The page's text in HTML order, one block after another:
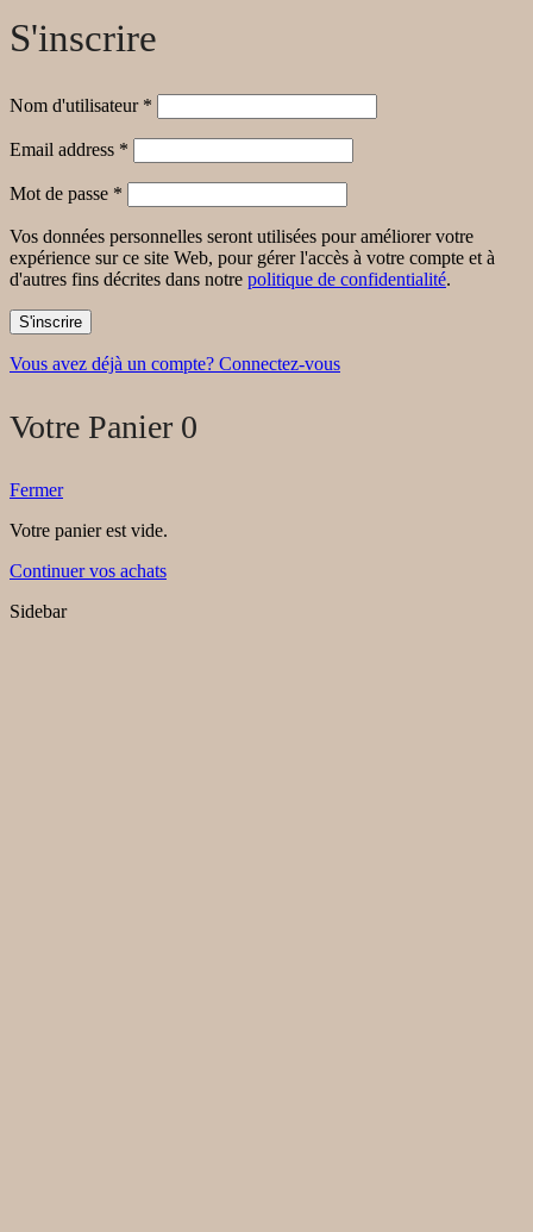
S'inscrire
Nom d'utilisateur *
Email address *
Mot de passe *
Vos données personnelles seront utilisées pour améliorer votre
expérience sur ce site Web, pour gérer l'accès à votre compte et à
d'autres fins décrites dans notre politique de confidentialité.
S'inscrire
Vous avez déjà un compte? Connectez-vous
Votre Panier 0
Fermer
Votre panier est vide.
Continuer vos achats
Sidebar